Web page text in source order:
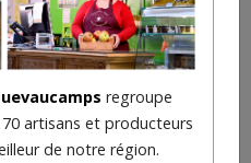
regroupe
artisans et producteurs
de notre région.